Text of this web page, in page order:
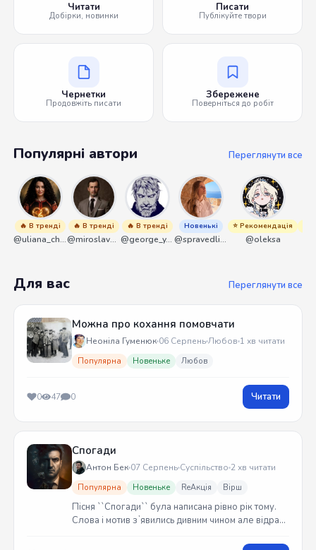
Читати
Добірки, новинки
Писати
Публікуйте твори
Чернетки
Продовжіть писати
Збережене
Поверніться до робіт
Популярні автори Переглянути все
🔥 В тренді
@uliana_chernenko
🔥 В тренді
@miroslavmaniyk
🔥 В тренді
@george_y_lawlett
Новенькі
@spravedliwa
⭐ Рекомендація
@oleksa
Для вас Переглянути все
Можна про кохання помовчати
Неоніла Гуменюк 06 СерпеньЛюбов 1 хв читати
Популярна Новеньке Любов
0 47 0 Читати
Спогади
Антон Бек 07 Серпень Суспільство 2 хв читати
Популярна Новеньке ReАкція Вірш
Пісня ``Спогади`` була написана рівно рік тому.
Слова і мотив зʼявились дивним чином але відразу